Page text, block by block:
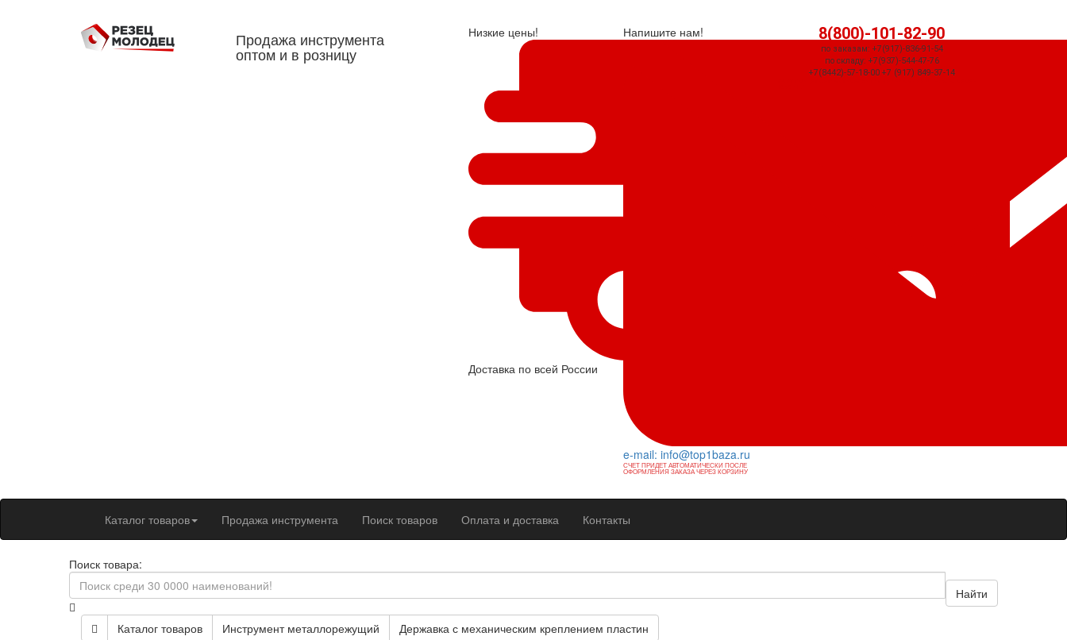
Продажа инструмента
оптом и в розницу
Низкие цены!
Доставка по всей России
Напишите нам!
e-mail: info@top1baza.ru
СЧЕТ ПРИДЕТ АВТОМАТИЧЕСКИ ПОСЛЕ
ОФОРМЛЕНИЯ ЗАКАЗА ЧЕРЕЗ КОРЗИНУ
8(800)-101-82-90
по заказам: +7(917)-836-91-54
по складу: +7(937)-544-47-76
+7(8442)-57-18-00 +7 (917) 849-37-14
Каталог товаров Продажа инструмента Поиск товаров Оплата и доставка Контакты
Поиск товара:
Найти
Каталог товаров Инструмент металлорежущий
Державка с механическим креплением пластин